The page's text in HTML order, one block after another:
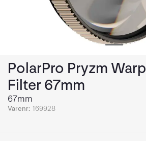
PolarPro Pryzm Warp
Filter 67mm
67mm
Varenr: 169928